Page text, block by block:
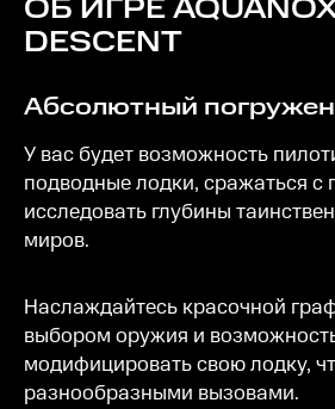
ОБ ИГРЕ
DESCENT
Абсолютный
У вас будет возможность
подводные лодки, сражаться с
исследовать глубины
миров.
Наслаждайтесь красочной
выбором оружия и
модифицировать свою лодку,
разнообразными вызовами.